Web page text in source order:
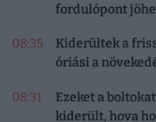
fordulópont
08:35
Kiderültek a
óriási a
08:31
Ezeket a
kiderült, hova